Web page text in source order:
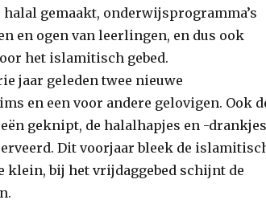
gemaakt, onderwijsprogramma’s
en ogen van leerlingen, en dus ook
het islamitisch gebed.
jaar geleden twee nieuwe
en een voor andere gelovigen. Ook
geknipt, de halalhapjes en -drankjes
Dit voorjaar bleek de
bij het vrijdaggebed schijnt de